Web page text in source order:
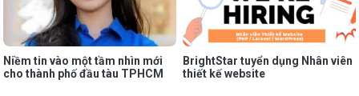
Niềm tin vào một tầm nhìn mới
cho thành phố đầu tàu TPHCM
BrightStar tuyển dụng Nhân viên
thiết kế website